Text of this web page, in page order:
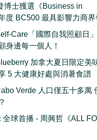
博士獲選《Business in
度 BC500 最具影響力商
Care「國際自我照顧日
身邊每一個人！
加拿大夏日限定美
5 大健康好處與消暑食譜
Verde 人口僅五十多萬
全球首播 - 周興哲《ALL